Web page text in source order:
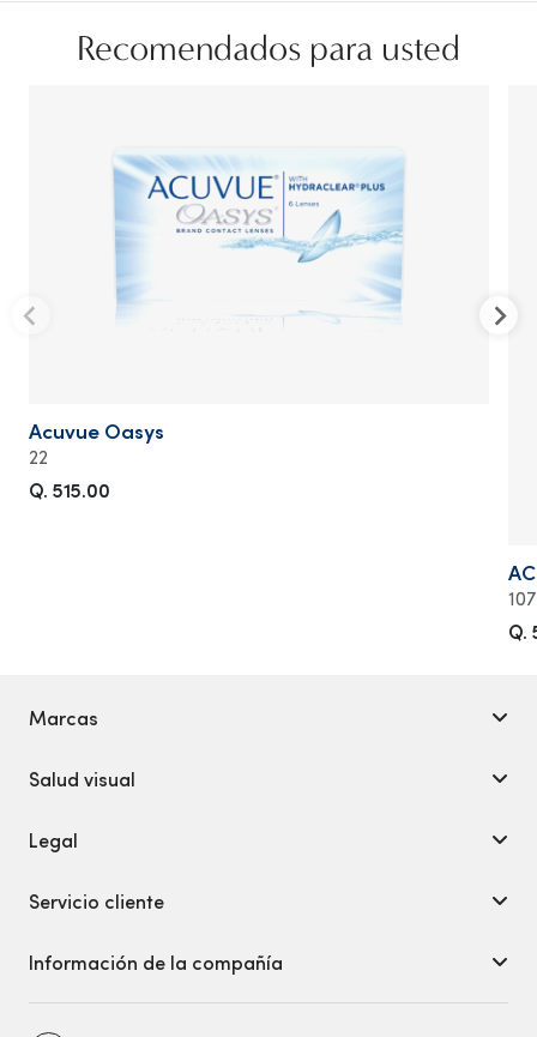
Recomendados para usted
Acuvue Oasys
22
Q. 515.00
107
Q.
Marcas
Salud visual
Legal
Servicio cliente
Información de la compañía